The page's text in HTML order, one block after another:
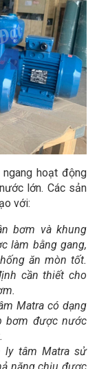
hoạt động
lớn. Các sản
với:
bơm và khung
làm bằng gang,
ăn mòn tốt.
cần thiết cho
Matra có dạng
bơm được nước
ly tâm Matra sử